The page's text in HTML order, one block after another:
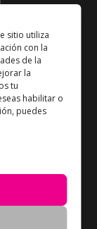
sitio utiliza
con la
de la
la
tu
habilitar o
puedes